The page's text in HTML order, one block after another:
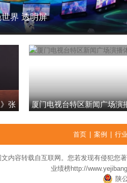
世界 透明屏
张
厦门电视台特区新闻广场演
首页 案例 行
内容转载自互联网。您若发现有侵犯您
业绩榜http://
陕